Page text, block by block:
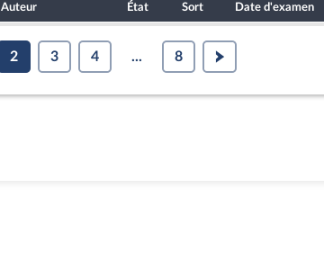
Auteur État Sort Date d'examen
2 3 4 ... 8